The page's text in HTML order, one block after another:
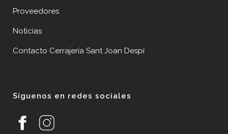
Proveedores
Noticias
Contacto Cerrajería Sant Joan Despí
Síguenos en redes sociales